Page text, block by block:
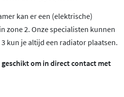
kan er een (elektrische)
zone 2. Onze specialisten kunnen
kun je altijd een radiator plaatsen.
om in direct contact met